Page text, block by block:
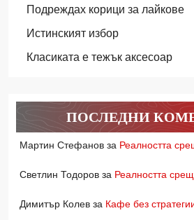
Подреждах корици за лайкове
Истинският избор
Класиката е тежък аксесоар
ПОСЛЕДНИ
Мартин Стефанов за Реалността
Светлин Тодоров за Реалността
Димитър Колев за Кафе без